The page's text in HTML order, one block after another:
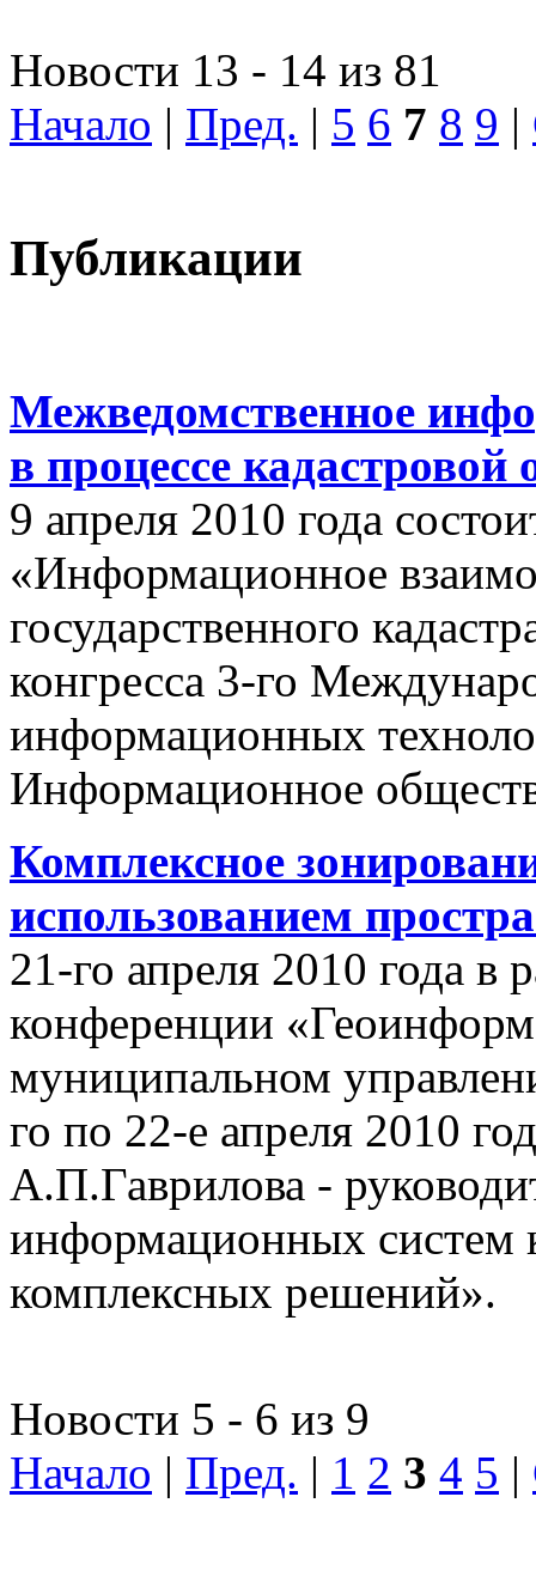
Новости 13 - 14 из 81
Начало | Пред. | 5 6 7 8 9 |
Публикации
Межведомственное
в процессе
9 апреля 2010 года
«Информационное
государственного
конгресса 3-го
информационных
Информационное
Комплексное
использованием
21-го апреля 2010 года в
конференции
муниципальном
го по 22-е апреля 2010
А.П.Гаврилова -
информационных систем
комплексных решений».
Новости 5 - 6 из 9
Начало | Пред. | 1 2 3 4 5 |